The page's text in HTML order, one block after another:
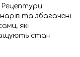
Рецептури
та збагачені
які
стан